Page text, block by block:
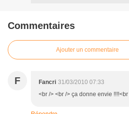
Commentaires
Ajouter un commentaire
F Fancri 31/03/2010 07:33
<br /> <br /> ça donne envie